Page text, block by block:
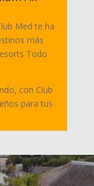
Med te ha
más
Todo
con Club
para tus